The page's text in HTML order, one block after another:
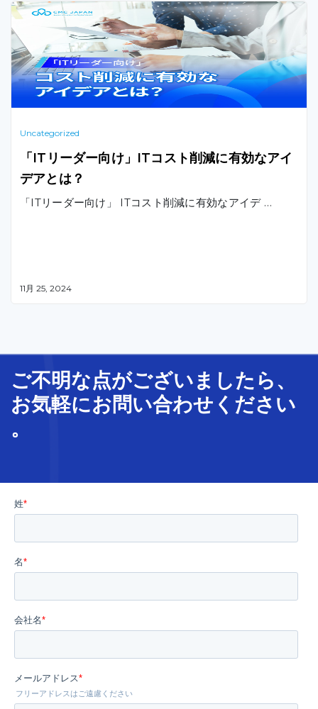
Uncategorized
「ITリーダー向け」ITコスト削減に有効なアイ
デアとは？
「ITリーダー向け」 ITコスト削減に有効なアイデ …
11月 25, 2024
ご不明な点がございましたら、
お気軽にお問い合わせ ください
。